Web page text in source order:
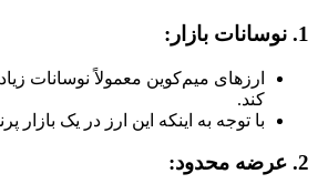
1. نوسانات بازار:
ارزهای میم‌کوین معمولاً نوسانات
کند.
با توجه به اینکه این ارز در یک
2. عرضه محدود: